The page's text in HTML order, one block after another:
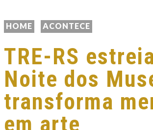
HOME ACONTECE
TRE-RS
Noite dos
transforma
em arte